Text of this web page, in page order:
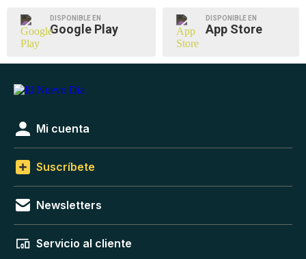
DISPONIBLE EN
Google Play
DISPONIBLE EN
App Store
Mi cuenta
Suscríbete
Newsletters
Servicio al cliente